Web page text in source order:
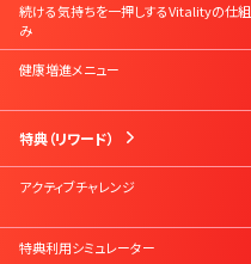
続ける気持ちを一押しするVitalityの仕組
み
健康増進メニュー
特典（リワード）
アクティブチャレンジ
特典利用シミュレーター